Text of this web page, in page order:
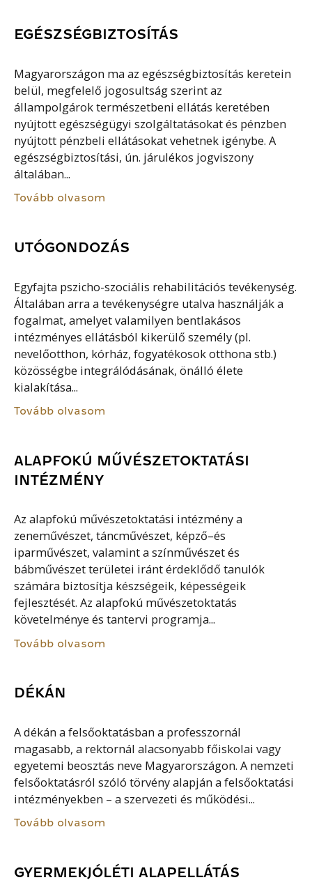
EGÉSZSÉGBIZTOSÍTÁS
Magyarországon ma az egészségbiztosítás keretein
belül, megfelelő jogosultság szerint az
állampolgárok természetbeni ellátás keretében
nyújtott egészségügyi szolgáltatásokat és pénzben
nyújtott pénzbeli ellátásokat vehetnek igénybe. A
egészségbiztosítási, ún. járulékos jogviszony
általában...
Tovább olvasom
UTÓGONDOZÁS
Egyfajta pszicho-szociális rehabilitációs tevékenység.
Általában arra a tevékenységre utalva használják a
fogalmat, amelyet valamilyen bentlakásos
intézményes ellátásból kikerülő személy (pl.
nevelőotthon, kórház, fogyatékosok otthona stb.)
közösségbe integrálódásának, önálló élete
kialakítása...
Tovább olvasom
ALAPFOKÚ MŰVÉSZETOKTATÁSI
INTÉZMÉNY
Az alapfokú művészetoktatási intézmény a
zeneművészet, táncművészet, képző–és
iparművészet, valamint a színművészet és
bábművészet területei iránt érdeklődő tanulók
számára biztosítja készségeik, képességeik
fejlesztését. Az alapfokú művészetoktatás
követelménye és tantervi programja...
Tovább olvasom
DÉKÁN
A dékán a felsőoktatásban a professzornál
magasabb, a rektornál alacsonyabb főiskolai vagy
egyetemi beosztás neve Magyarországon. A nemzeti
felsőoktatásról szóló törvény alapján a felsőoktatási
intézményekben – a szervezeti és működési...
Tovább olvasom
GYERMEKJÓLÉTI ALAPELLÁTÁS